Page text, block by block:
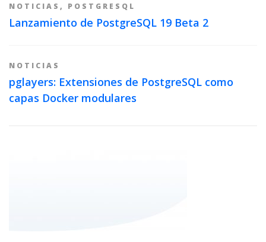
NOTICIAS , POSTGRESQL
Lanzamiento de PostgreSQL 19 Beta 2
NOTICIAS
pglayers: Extensiones de PostgreSQL como
capas Docker modulares